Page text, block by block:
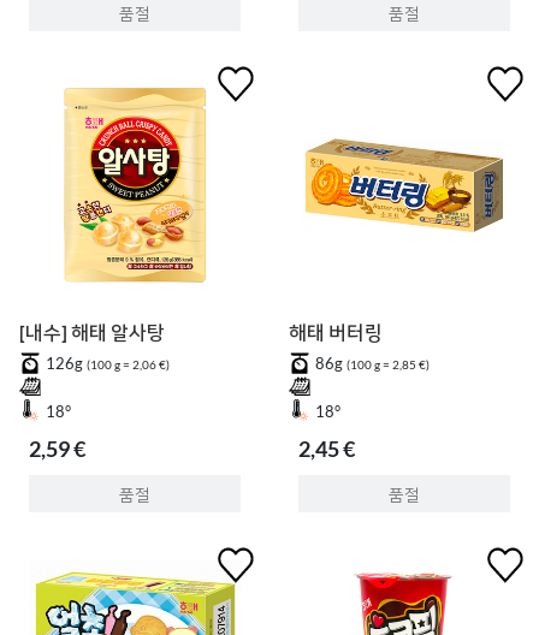
품절 품절
[내수] 해태 알사탕
126g (100 g = 2,06 €)
18°
2,59 €
품절
해태 버터링
86g (100 g = 2,85 €)
18°
2,45 €
품절